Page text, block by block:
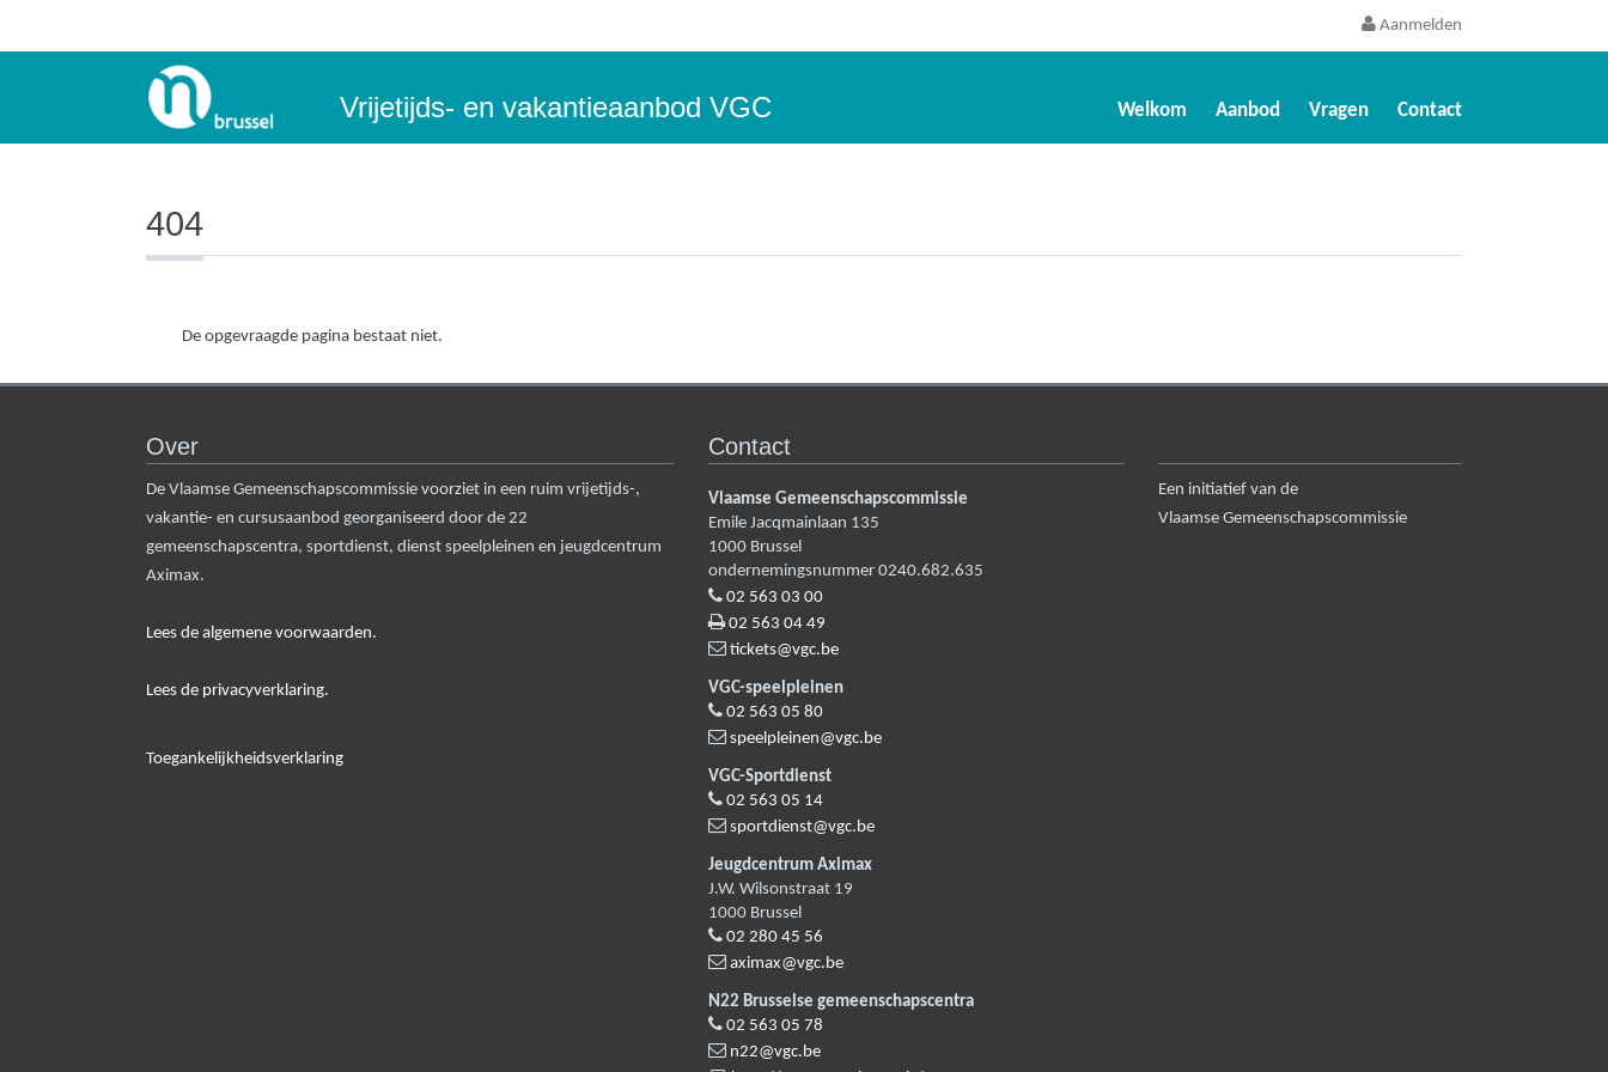
Aanmelden
Welkom Aanbod Vragen Contact
Vrijetijds- en vakantieaanbod VGC
404
De opgevraagde pagina bestaat niet.
Over
De Vlaamse Gemeenschapscommissie voorziet in een ruim vrijetijds-,
vakantie- en cursusaanbod georganiseerd door de 22
gemeenschapscentra, sportdienst, dienst speelpleinen en jeugdcentrum
Aximax.
Lees de algemene voorwaarden.
Lees de privacyverklaring.
Toegankelijkheidsverklaring
Contact
Vlaamse Gemeenschapscommissie
Emile Jacqmainlaan 135
1000 Brussel
ondernemingsnummer 0240.682.635
02 563 03 00
02 563 04 49
tickets@vgc.be
VGC-speelpleinen
02 563 05 80
speelpleinen@vgc.be
VGC-Sportdienst
02 563 05 14
sportdienst@vgc.be
Jeugdcentrum Aximax
J.W. Wilsonstraat 19
1000 Brussel
02 280 45 56
aximax@vgc.be
N22 Brusselse gemeenschapscentra
02 563 05 78
n22@vgc.be
Een initiatief van de
Vlaamse Gemeenschapscommissie